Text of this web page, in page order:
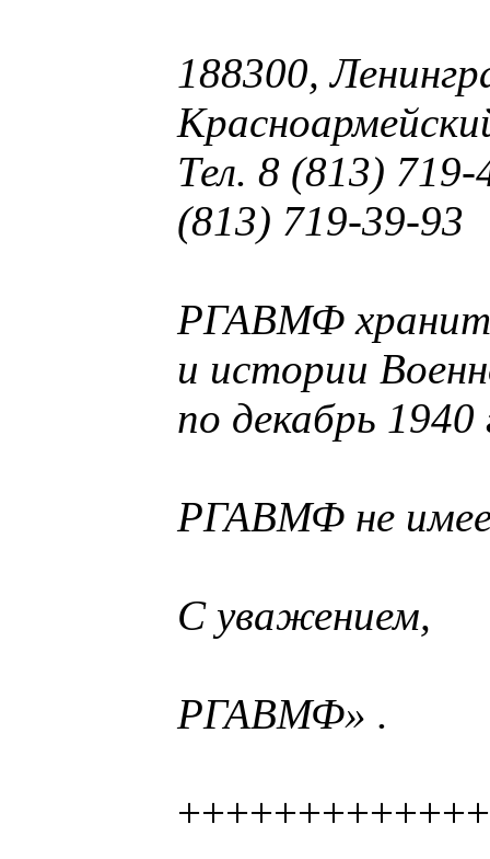
188300,
Тел. 8 (813)
(813) 719-39-93
РГАВМФ хранит
и истории
по декабрь 1940
РГАВМФ не
С уважением,
РГАВМФ» .